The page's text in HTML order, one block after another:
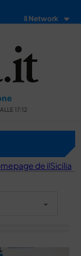
Il Network
17:12
de ilSicilia